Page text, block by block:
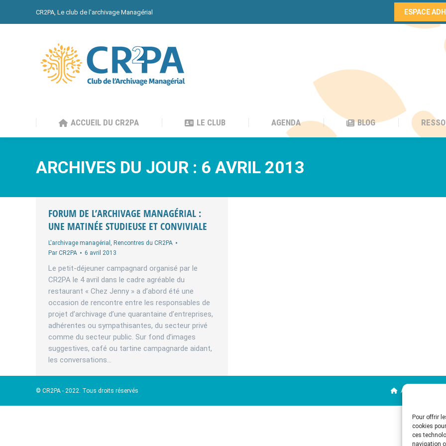
Pour offrir
cookies
ces
navigation
CR2PA, Le club de l'archivage Managérial ESPACE
ACCUEIL DU CR2PA LE CLUB AGENDA BLOG
ARCHIVES DU JOUR : 6 AVRIL 2013
FORUM DE L’ARCHIVAGE MANAGÉRIAL :
UNE MATINÉE STUDIEUSE ET CONVIVIALE
L'archivage managérial , Rencontres du CR2PA
Par CR2PA 6 avril 2013
Le petit-déjeuner campagnard organisé par le
CR2PA le 4 avril dans le cadre agréable du
restaurant « Chez Jenny » a d’abord été une
occasion de rencontre entre les responsables de
projet d’archivage d’une quarantaine d’entreprises,
adhérentes ou sympathisantes, du secteur privé
comme du secteur public. Sur fond d’images
suggestives, café ou tartine campagnarde aidant,
les conversations…
© CR2PA - 2022. Tous droits réservés Accueil du CR2PA
ACCUEIL DU CR2PA